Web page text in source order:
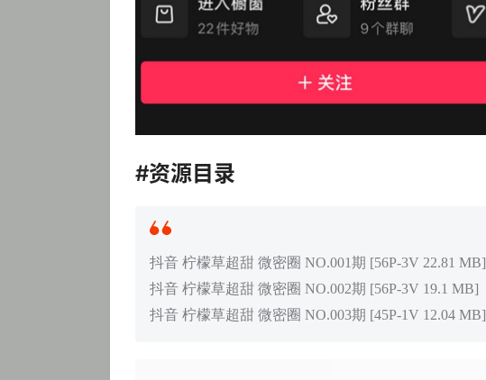
#资源目录
抖音 柠檬草超甜 微密圈 NO.001期 [56P-3V 22.81 MB]
抖音 柠檬草超甜 微密圈 NO.002期 [56P-3V 19.1 MB]
抖音 柠檬草超甜 微密圈 NO.003期 [45P-1V 12.04 MB]